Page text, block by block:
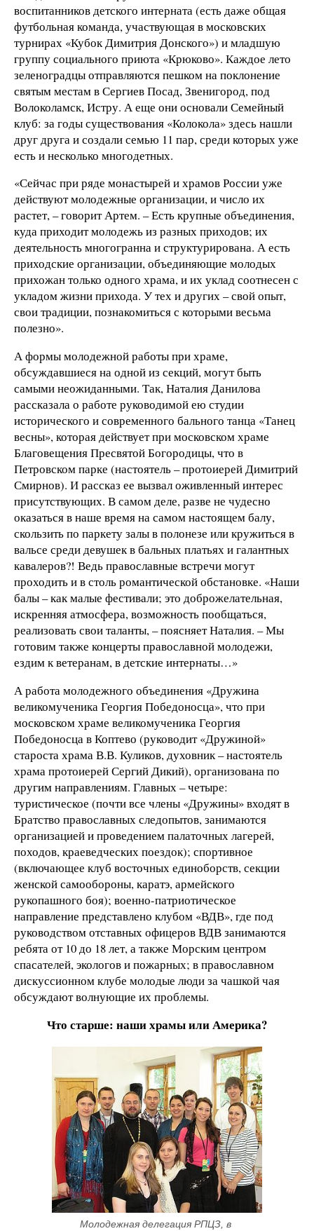
воспитанников детского интерната (есть даже общая
футбольная команда, участвующая в московских
турнирах «Кубок Димитрия Донского») и младшую
группу социального приюта «Крюково». Каждое лето
зеленоградцы отправляются пешком на поклонение
святым местам в Сергиев Посад, Звенигород, под
Волоколамск, Истру. А еще они основали Семейный
клуб: за годы существования «Колокола» здесь нашли
друг друга и создали семью 11 пар, среди которых уже
есть и несколько многодетных.
«Сейчас при ряде монастырей и храмов России уже
действуют молодежные организации, и число их
растет, – говорит Артем. – Есть крупные объединения,
куда приходит молодежь из разных приходов; их
деятельность многогранна и структурирована. А есть
приходские организации, объединяющие молодых
прихожан только одного храма, и их уклад соотнесен с
укладом жизни прихода. У тех и других – свой опыт,
свои традиции, познакомиться с которыми весьма
полезно».
А формы молодежной работы при храме,
обсуждавшиеся на одной из секций, могут быть
самыми неожиданными. Так, Наталия Данилова
рассказала о работе руководимой ею студии
исторического и современного бального танца «Танец
весны», которая действует при московском храме
Благовещения Пресвятой Богородицы, что в
Петровском парке (настоятель – протоиерей Димитрий
Смирнов). И рассказ ее вызвал оживленный интерес
присутствующих. В самом деле, разве не чудесно
оказаться в наше время на самом настоящем балу,
скользить по паркету залы в полонезе или кружиться в
вальсе среди девушек в бальных платьях и галантных
кавалеров?! Ведь православные встречи могут
проходить и в столь романтической обстановке. «Наши
балы – как малые фестивали; это доброжелательная,
искренняя атмосфера, возможность пообщаться,
реализовать свои таланты, – поясняет Наталия. – Мы
готовим также концерты православной молодежи,
ездим к ветеранам, в детские интернаты…»
А работа молодежного объединения «Дружина
великомученика Георгия Победоносца», что при
московском храме великомученика Георгия
Победоносца в Коптево (руководит «Дружиной»
староста храма В.В. Куликов, духовник – настоятель
храма протоиерей Сергий Дикий), организована по
другим направлениям. Главных – четыре:
туристическое (почти все члены «Дружины» входят в
Братство православных следопытов, занимаются
организацией и проведением палаточных лагерей,
походов, краеведческих поездок); спортивное
(включающее клуб восточных единоборств, секции
женской самообороны, каратэ, армейского
рукопашного боя); военно-патриотическое
направление представлено клубом «ВДВ», где под
руководством отставных офицеров ВДВ занимаются
ребята от 10 до 18 лет, а также Морским центром
спасателей, экологов и пожарных; в православном
дискуссионном клубе молодые люди за чашкой чая
обсуждают волнующие их проблемы.
Что старше: наши храмы или Америка?
Молодежная делегация РПЦЗ, в